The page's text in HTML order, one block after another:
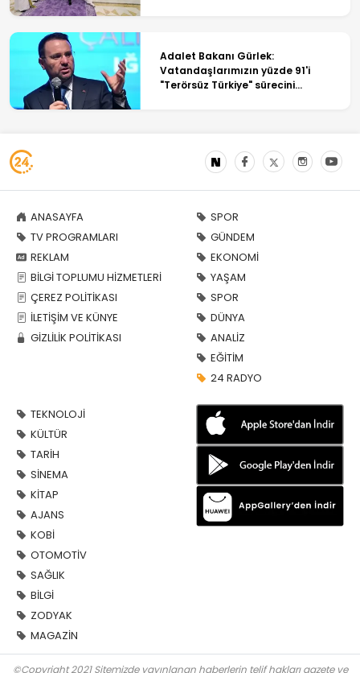
Adalet Bakanı Gürlek:
Vatandaşlarımızın yüzde 91'i
"Terörsüz Türkiye" sürecini
ANASAYFA
TV PROGRAMLARI
REKLAM
BİLGİ TOPLUMU HİZMETLERİ
ÇEREZ POLİTİKASI
İLETİŞİM VE KÜNYE
GİZLİLİK POLİTİKASI
SPOR
GÜNDEM
EKONOMİ
YAŞAM
SPOR
DÜNYA
ANALİZ
EĞİTİM
24 RADYO
TEKNOLOJİ
KÜLTÜR
TARİH
SİNEMA
KİTAP
AJANS
KOBİ
OTOMOTİV
SAĞLIK
BİLGİ
ZODYAK
MAGAZİN
©Copyright 2021 Sitemizde yayınlanan haberlerin telif hakları gazete ve